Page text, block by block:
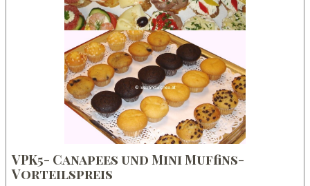
VPK5- Canapees und Mini Muffins-
Vorteilspreis